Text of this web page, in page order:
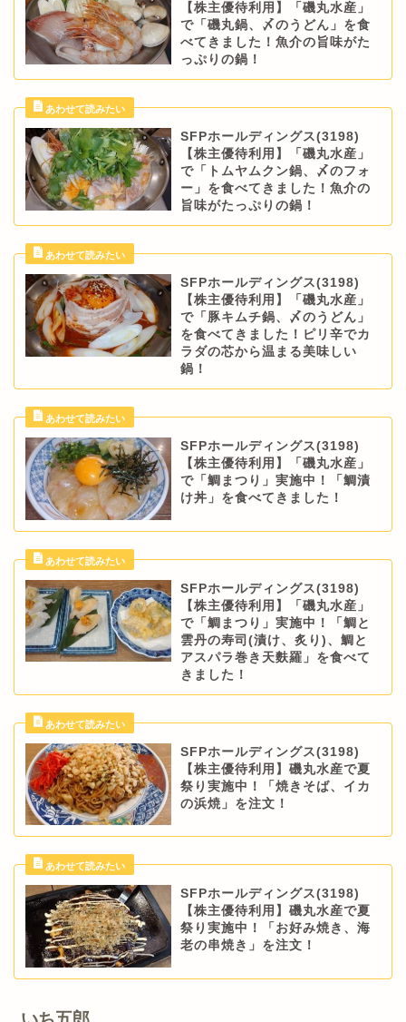
【株主優待利用】「磯丸水産」
で「磯丸鍋、〆のうどん」を食
べてきました！魚介の旨味がた
っぷりの鍋！
SFPホールディングス(3198)
【株主優待利用】「磯丸水産」
で「トムヤムクン鍋、〆のフォ
ー」を食べてきました！魚介の
旨味がたっぷりの鍋！
SFPホールディングス(3198)
【株主優待利用】「磯丸水産」
で「豚キムチ鍋、〆のうどん」
を食べてきました！ピリ辛でカ
ラダの芯から温まる美味しい
鍋！
SFPホールディングス(3198)
【株主優待利用】「磯丸水産」
で「鯛まつり」実施中！「鯛漬
け丼」を食べてきました！
SFPホールディングス(3198)
【株主優待利用】「磯丸水産」
で「鯛まつり」実施中！「鯛と
雲丹の寿司(漬け、炙り)、鯛と
アスパラ巻き天麩羅」を食べて
きました！
SFPホールディングス(3198)
【株主優待利用】磯丸水産で夏
祭り実施中！「焼きそば、イカ
の浜焼」を注文！
SFPホールディングス(3198)
【株主優待利用】磯丸水産で夏
祭り実施中！「お好み焼き、海
老の串焼き」を注文！